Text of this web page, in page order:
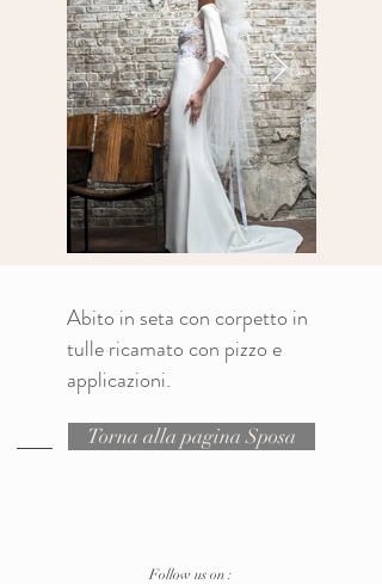
Abito in seta con corpetto in
tulle ricamato con pizzo e
applicazioni.
Torna alla pagina Sposa
Follow us on :